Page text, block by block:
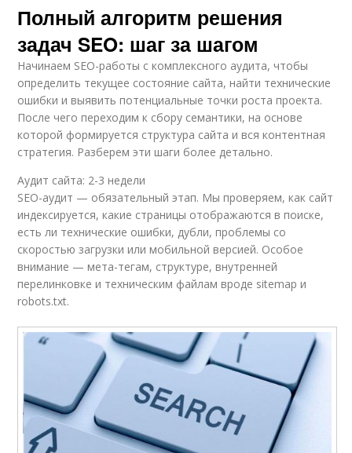
Полный алгоритм решения
задач SEO: шаг за шагом
Начинаем SEO-работы с комплексного аудита, чтобы
определить текущее состояние сайта, найти технические
ошибки и выявить потенциальные точки роста проекта.
После чего переходим к сбору семантики, на основе
которой формируется структура сайта и вся контентная
стратегия. Разберем эти шаги более детально.
Аудит сайта: 2-3 недели
SEO-аудит — обязательный этап. Мы проверяем, как сайт
индексируется, какие страницы отображаются в поиске,
есть ли технические ошибки, дубли, проблемы со
скоростью загрузки или мобильной версией. Особое
внимание — мета-тегам, структуре, внутренней
перелинковке и техническим файлам вроде sitemap и
robots.txt.